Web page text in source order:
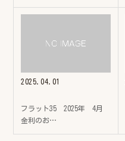
2025.04.01
フラット35 2025年 4月
金利のお…